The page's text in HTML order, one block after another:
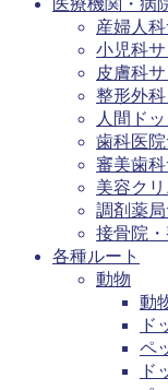
医療機関・病
産婦人
小児科
皮膚科
整形外
人間ド
歯科医
審美歯
美容ク
調剤薬
接骨院
各種ルート
動物
動
ド
ペ
ド